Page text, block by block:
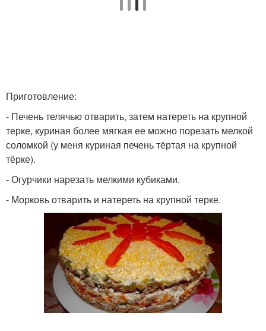
Приготовление:
- Печень телячью отварить, затем натереть на крупной
терке, куриная более мягкая ее можно порезать мелкой
соломкой (у меня куриная печень тёртая на крупной
тёрке).
- Огурчики нарезать мелкими кубиками.
- Морковь отварить и натереть на крупной терке.